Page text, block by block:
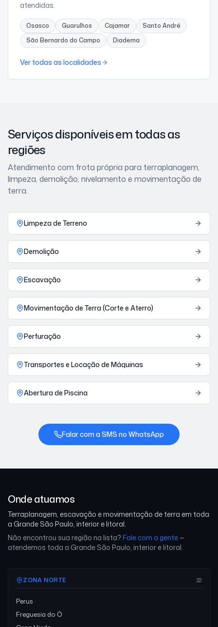
atendidas.
Osasco Guarulhos Cajamar
Santo André
São Bernardo do Campo
Diadema
Ver todas as localidades
Serviços disponíveis em todas as
regiões
Atendimento com frota própria para terraplanagem,
limpeza, demolição, nivelamento e movimentação de
terra.
Limpeza de Terreno
Demolição
Escavação
Movimentação de Terra (Corte e Aterro)
Perfuração
Transportes e Locação de Máquinas
Abertura de Piscina
Falar com a SMS no WhatsApp
Onde atuamos
Terraplanagem, escavação e movimentação de terra em toda
a Grande São Paulo, interior e litoral.
Não encontrou sua região na lista? Fale com a gente —
atendemos toda a Grande São Paulo, interior e litoral.
ZONA NORTE 22
Perus
Freguesia do Ó